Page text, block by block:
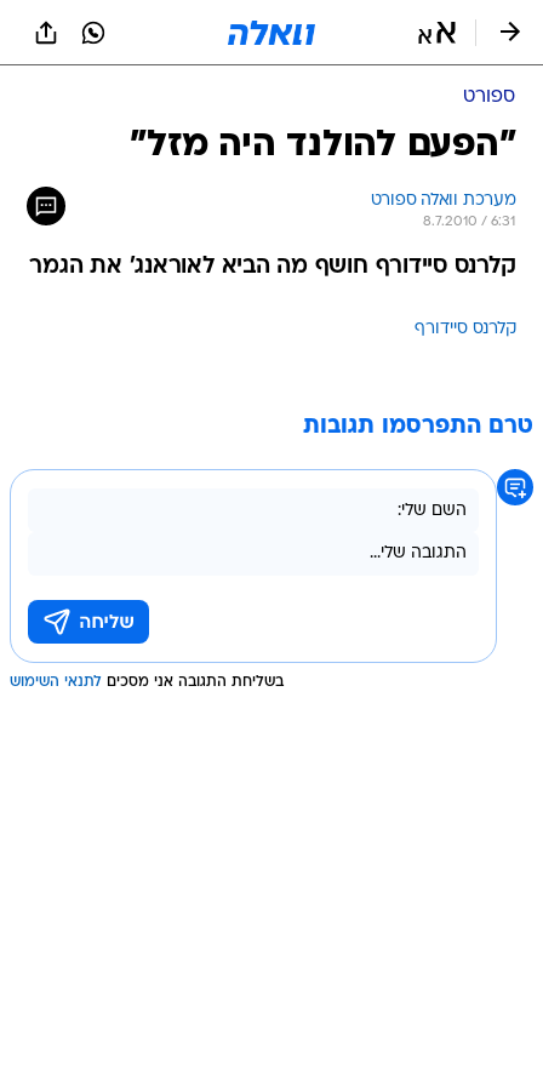
ספורט
"הפעם להולנד היה מזל"
מערכת וואלה ספורט
8.7.2010 / 6:31
קלרנס סיידורף חושף מה הביא לאוראנג' את הגמר
קלרנס סיידורף
טרם התפרסמו תגובות
בשליחת התגובה אני מסכים לתנאי השימוש